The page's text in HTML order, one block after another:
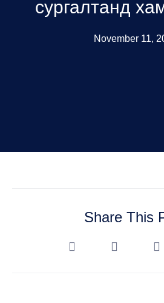
сургалтанд
November 11,
Share This